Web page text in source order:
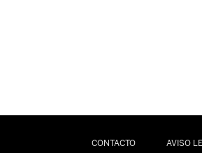
CONTACTO AVISO